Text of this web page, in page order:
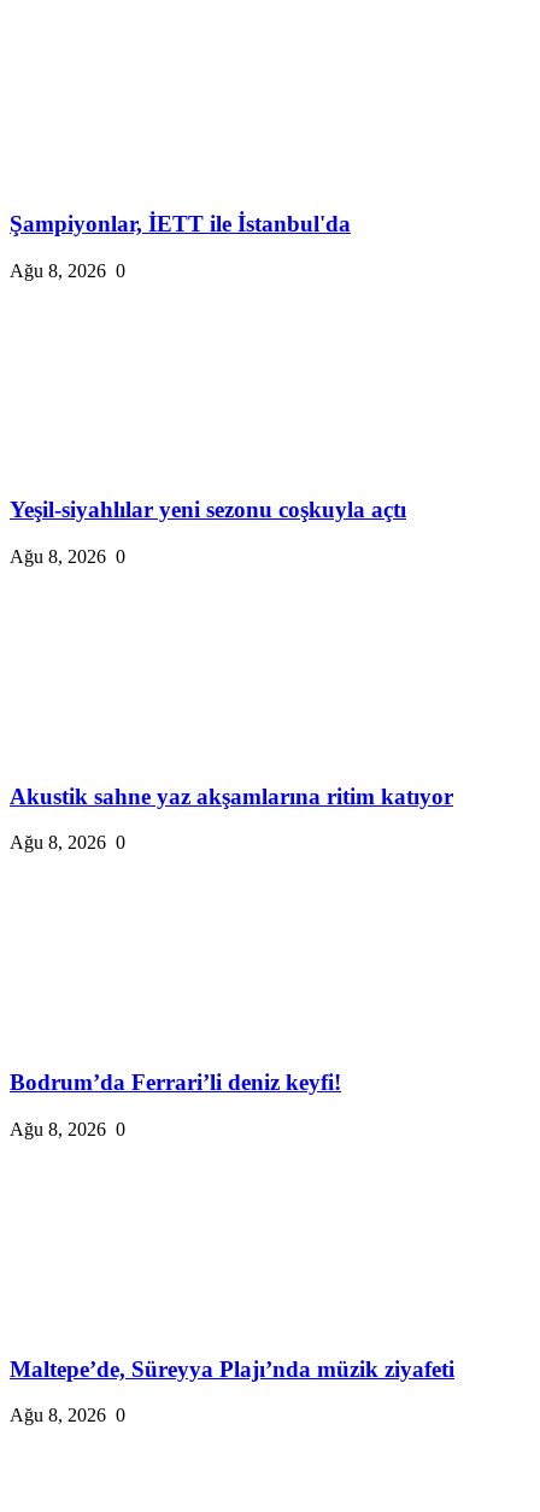
Şampiyonlar, İETT ile İstanbul'da
Ağu 8, 2026 0
Yeşil-siyahlılar yeni sezonu coşkuyla açtı
Ağu 8, 2026 0
Akustik sahne yaz akşamlarına ritim katıyor
Ağu 8, 2026 0
Bodrum’da Ferrari’li deniz keyfi!
Ağu 8, 2026 0
Maltepe’de, Süreyya Plajı’nda müzik ziyafeti
Ağu 8, 2026 0